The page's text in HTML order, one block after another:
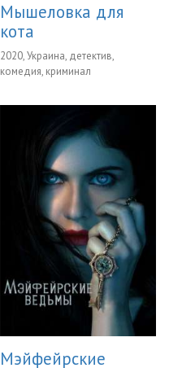
Мышеловка для
кота
2020, Украина, детектив,
комедия, криминал
Мэйфейрские